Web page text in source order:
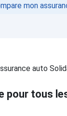
mon
pour tous